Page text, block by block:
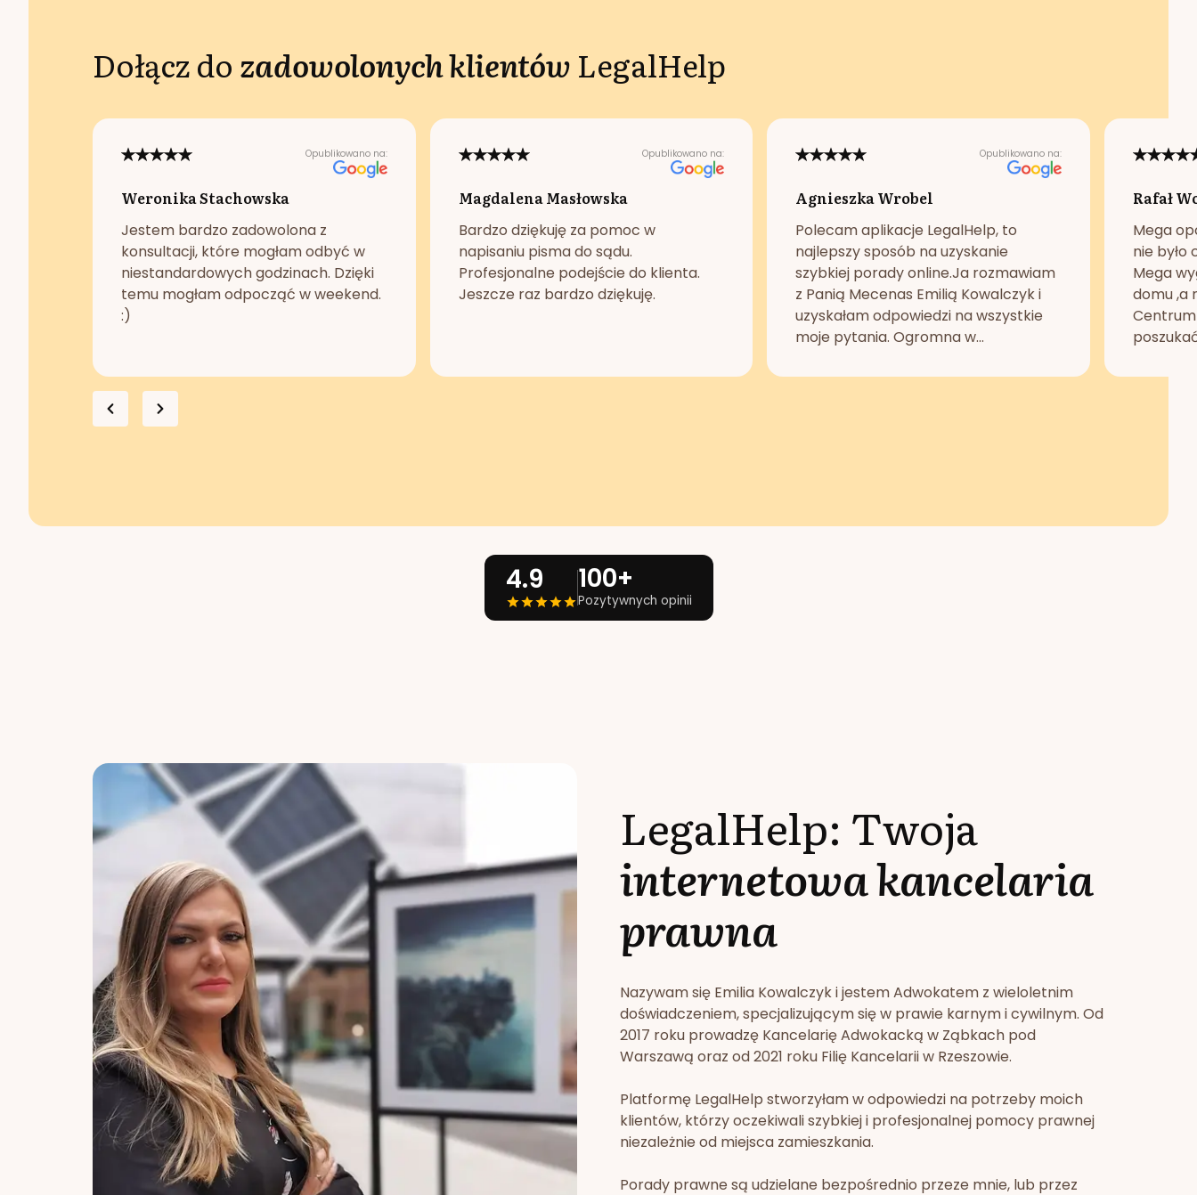
Dołącz do zadowolonych klientów LegalHelp
Opublikowano na:
Weronika Stachowska
Jestem bardzo zadowolona z
konsultacji, które mogłam odbyć w
niestandardowych godzinach. Dzięki
temu mogłam odpocząć w weekend.
:)
Opublikowano na:
Magdalena Masłowska
Bardzo dziękuję za pomoc w
napisaniu pisma do sądu.
Profesjonalne podejście do klienta.
Jeszcze raz bardzo dziękuję.
Opublikowano na:
Agnieszka Wrobel
Polecam aplikacje LegalHelp, to
najlepszy sposób na uzyskanie
szybkiej porady online.Ja rozmawiam
z Panią Mecenas Emilią Kowalczyk i
uzyskałam odpowiedzi na wszystkie
moje pytania. Ogromna w...
Rafał
Mega
nie było
Mega
domu ,a
4.9 100+
Pozytywnych opinii
LegalHelp: Twoja
internetowa kancelaria
prawna
Nazywam się Emilia Kowalczyk i jestem Adwokatem z wieloletnim
doświadczeniem, specjalizującym się w prawie karnym i cywilnym. Od
2017 roku prowadzę Kancelarię Adwokacką w Ząbkach pod
Warszawą oraz od 2021 roku Filię Kancelarii w Rzeszowie.
Platformę LegalHelp stworzyłam w odpowiedzi na potrzeby moich
klientów, którzy oczekiwali szybkiej i profesjonalnej pomocy prawnej
niezależnie od miejsca zamieszkania.
Porady prawne są udzielane bezpośrednio przeze mnie, lub przez